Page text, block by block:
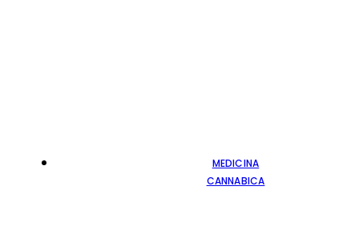
MEDICINA
CANNABICA